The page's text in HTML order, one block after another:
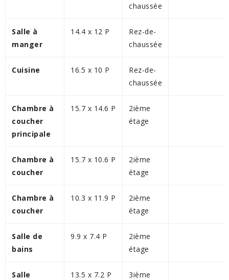
chaussée
Salle à
manger
14.4 x 12 P
Rez-de-
chaussée
Cuisine 16.5 x 10 P
Rez-de-
chaussée
Chambre à
coucher
principale
15.7 x 14.6 P
2ième
étage
Chambre à
coucher
15.7 x 10.6 P
2ième
étage
Chambre à
coucher
10.3 x 11.9 P
2ième
étage
Salle de
bains
9.9 x 7.4 P
2ième
étage
Salle
13.5 x 7.2 P
3ième